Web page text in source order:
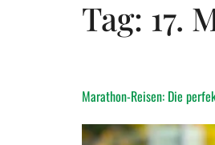
Tag: 17.
Marathon-Reisen: Die